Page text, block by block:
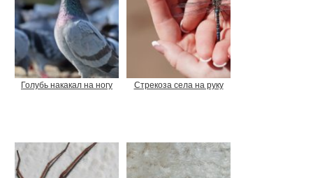
Голубь накакал на ногу Стрекоза села на руку